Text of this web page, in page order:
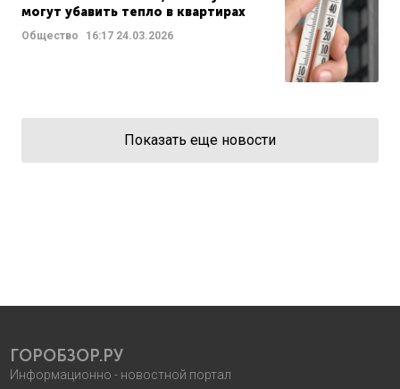
могут убавить тепло в квартирах
Общество 16:17 24.03.2026
Показать еще новости
ГОРОБЗОР.РУ
Информационно - новостной портал